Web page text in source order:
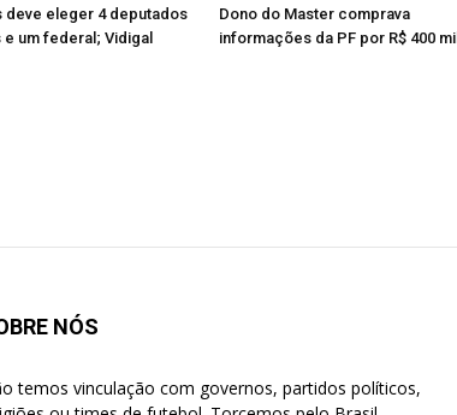
deve eleger 4 deputados
e um federal; Vidigal
Dono do Master comprava
informações da PF por R$ 400 mil
NÓS
temos vinculação com governos, partidos políticos,